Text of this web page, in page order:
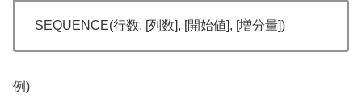
SEQUENCE(行数, [列数] , [開始値] , [増分量] )
例)